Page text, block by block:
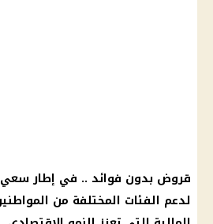
قروض بدون فوائد .. في إطار سعي
لدعم الفئات المختلفة من